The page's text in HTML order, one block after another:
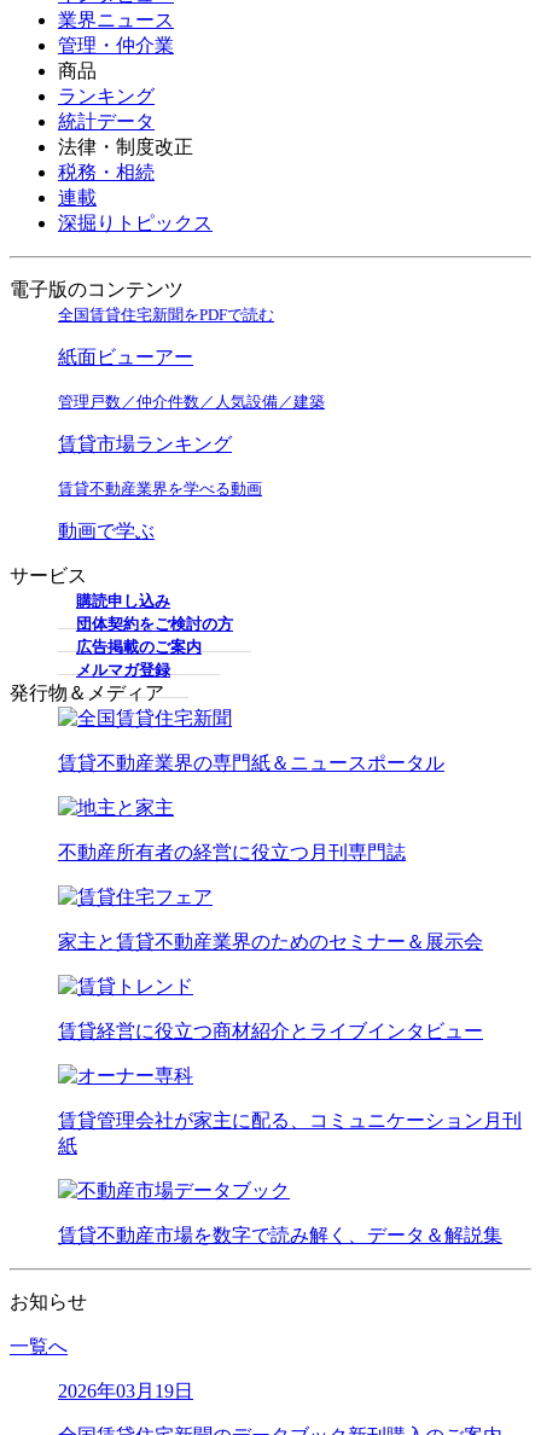
業界ニュース
管理・仲介業
商品
ランキング
統計データ
法律・制度改正
税務・相続
連載
深掘りトピックス
電子版のコンテンツ
全国賃貸住宅新聞をPDFで読む
紙面ビューアー
管理戸数／仲介件数／人気設備／建築
賃貸市場ランキング
賃貸不動産業界を学べる動画
動画で学ぶ
サービス
購読申し込み
団体契約をご検討の方
広告掲載のご案内
メルマガ登録
発行物＆メディア
賃貸不動産業界の専門紙＆ニュースポータル
不動産所有者の経営に役立つ月刊専門誌
家主と賃貸不動産業界のためのセミナー＆展示会
賃貸経営に役立つ商材紹介とライブインタビュー
賃貸管理会社が家主に配る、コミュニケーション月刊
紙
賃貸不動産市場を数字で読み解く、データ＆解説集
お知らせ
一覧へ
2026年03月19日